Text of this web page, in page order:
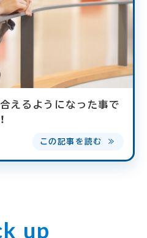
えるようになった事で
この記事を読む ≫